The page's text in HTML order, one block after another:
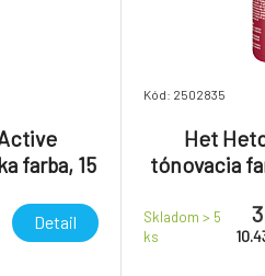
farba, 15
Detail
Kód: 2502835
Het
tónovacia
Skladom > 5
ks